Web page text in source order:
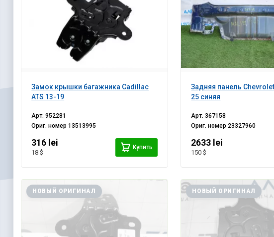
Замок крышки багажника Cadillac
ATS 13-19
Арт.952281
Ориг. номер13513995
316 lei
18 $
Купить
Задняя панель
25 синяя
Арт.367158
Ориг. номер 23327960
2633 lei
150 $
НОВЫЙ ОРИГИНАЛ НОВЫЙ ОРИГИНАЛ